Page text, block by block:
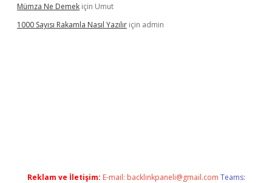
Mümza Ne Demek için Umut
1000 Sayısı Rakamla Nasıl Yazılır için admin
Reklam ve İletişim: E-mail: backlinkpaneli@gmail.com Teams: